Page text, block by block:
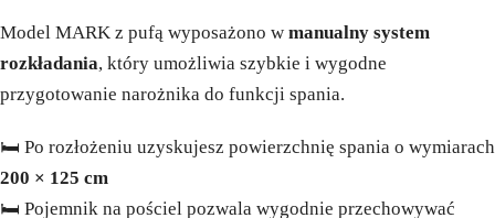
Model MARK z pufą wyposażono w manualny system
rozkładania, który umożliwia szybkie i wygodne
przygotowanie narożnika do funkcji spania.
🛏️ Po rozłożeniu uzyskujesz powierzchnię spania o wymiarach
200 × 125 cm
🛏️ Pojemnik na pościel pozwala wygodnie przechowywać